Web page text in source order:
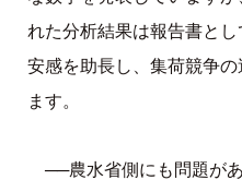
れた分析結果は報告書と
安感を助長し、集荷競争
ます。
──農水省側にも問題が